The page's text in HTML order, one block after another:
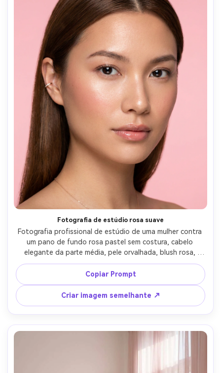
Fotografia de estúdio rosa suave
Fotografia profissional de estúdio de uma mulher contra
um pano de fundo rosa pastel sem costura, cabelo
elegante da parte média, pele orvalhada, blush rosa,
lábios brilhantes, jóias mínimas, iluminação de prato de
beleza com envoltório macio e lanternas, tirado em Canon
5D Mark IV 85mm, olhos afiados, textura de pele suave
mas realista, estilo de retoque de beleza de alta
qualidade sem olhar plástico, fotorealista-AR 4:5
Copiar Prompt
Criar imagem semelhante ↗